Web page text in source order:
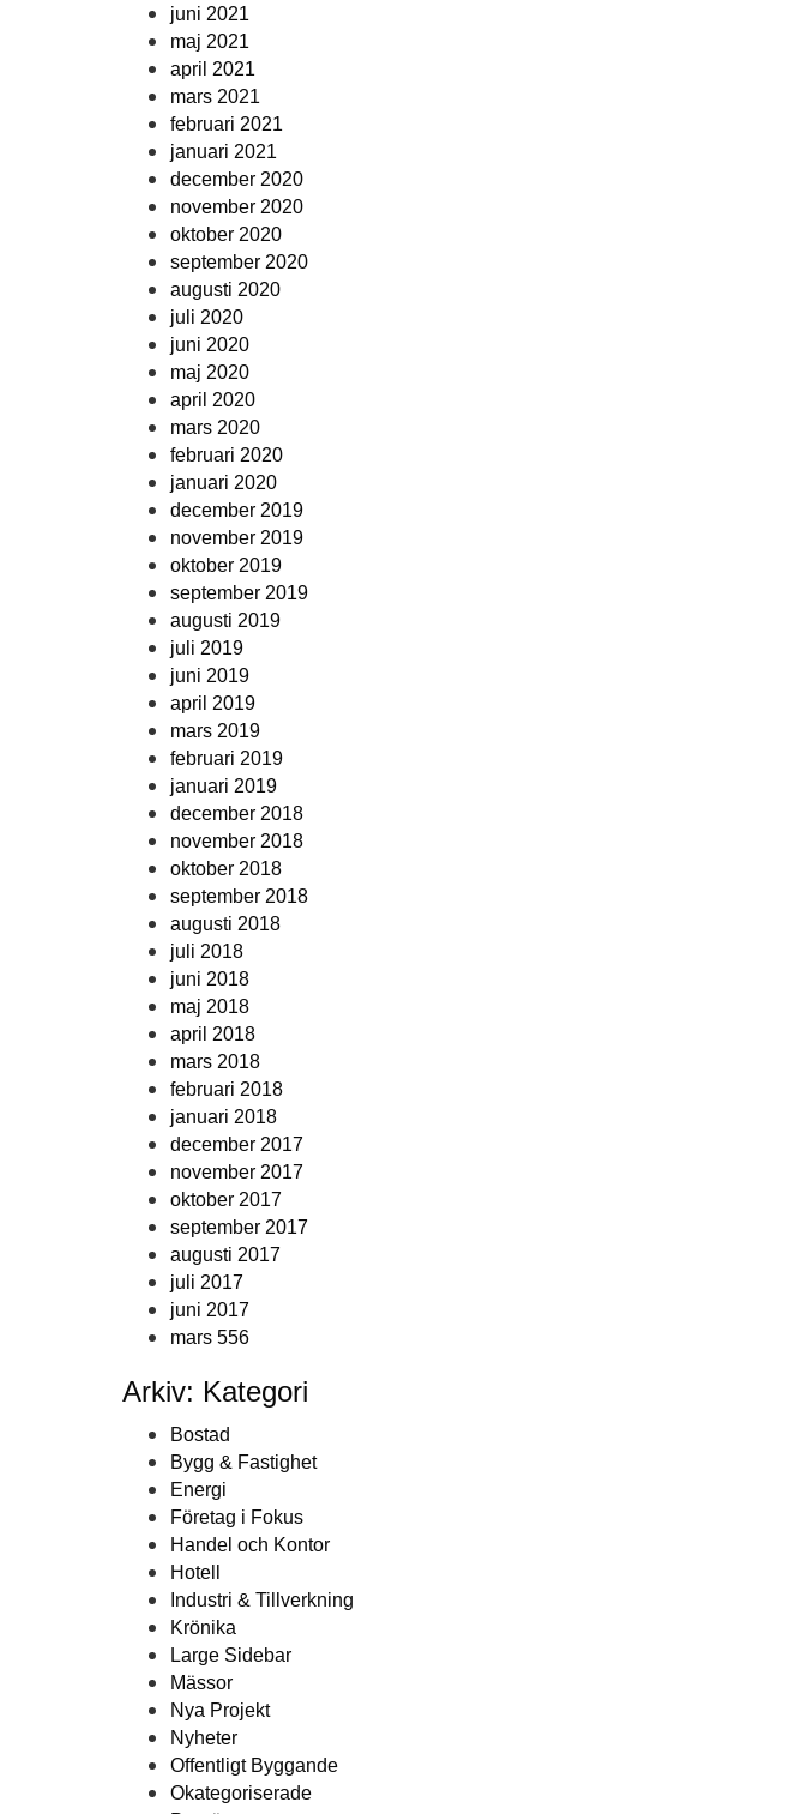
juni 2021
maj 2021
april 2021
mars 2021
februari 2021
januari 2021
december 2020
november 2020
oktober 2020
september 2020
augusti 2020
juli 2020
juni 2020
maj 2020
april 2020
mars 2020
februari 2020
januari 2020
december 2019
november 2019
oktober 2019
september 2019
augusti 2019
juli 2019
juni 2019
april 2019
mars 2019
februari 2019
januari 2019
december 2018
november 2018
oktober 2018
september 2018
augusti 2018
juli 2018
juni 2018
maj 2018
april 2018
mars 2018
februari 2018
januari 2018
december 2017
november 2017
oktober 2017
september 2017
augusti 2017
juli 2017
juni 2017
mars 556
Arkiv: Kategori
Bostad
Bygg & Fastighet
Energi
Företag i Fokus
Handel och Kontor
Hotell
Industri & Tillverkning
Krönika
Large Sidebar
Mässor
Nya Projekt
Nyheter
Offentligt Byggande
Okategoriserade